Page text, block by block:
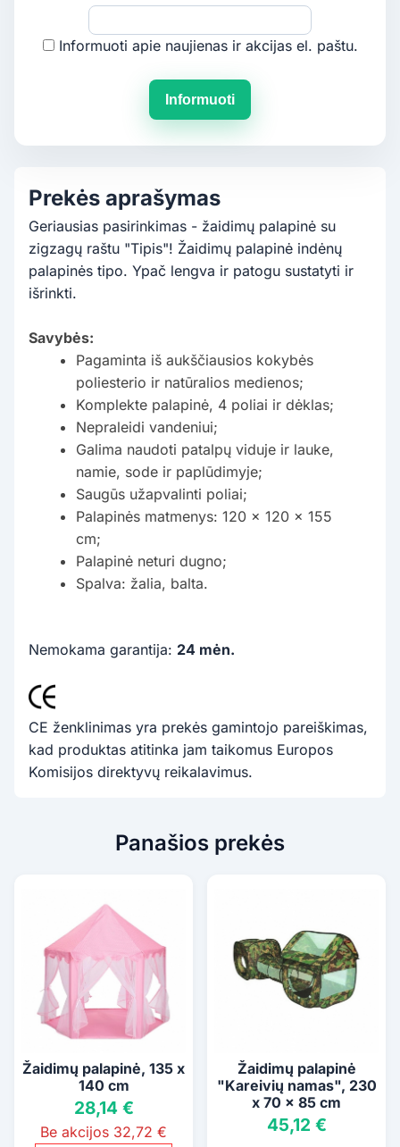
Informuoti apie naujienas ir akcijas el. paštu.
Informuoti
Prekės aprašymas
Geriausias pasirinkimas - žaidimų palapinė su
zigzagų raštu "Tipis"! Žaidimų palapinė indėnų
palapinės tipo. Ypač lengva ir patogu sustatyti ir
išrinkti.
Savybės:
Pagaminta iš aukščiausios kokybės
poliesterio ir natūralios medienos;
Komplekte palapinė, 4 poliai ir dėklas;
Nepraleidi vandeniui;
Galima naudoti patalpų viduje ir lauke,
namie, sode ir paplūdimyje;
Saugūs užapvalinti poliai;
Palapinės matmenys: 120 x 120 x 155
cm;
Palapinė neturi dugno;
Spalva: žalia, balta.
Nemokama garantija: 24 mėn.
CE ženklinimas yra prekės gamintojo pareiškimas,
kad produktas atitinka jam taikomus Europos
Komisijos direktyvų reikalavimus.
Panašios prekės
Žaidimų palapinė, 135 x
140 cm
28,14 €
Be akcijos 32,72 €
Žaidimų palapinė
"Kareivių namas", 230
x 70 x 85 cm
45,12 €